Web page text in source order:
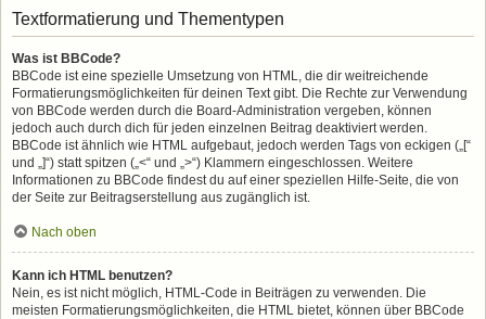
Textformatierung und Thementypen
Was ist BBCode?
BBCode ist eine spezielle Umsetzung von HTML, die dir weitreichende
Formatierungsmöglichkeiten für deinen Text gibt. Die Rechte zur Verwendung
von BBCode werden durch die Board-Administration vergeben, können
jedoch auch durch dich für jeden einzelnen Beitrag deaktiviert werden.
BBCode ist ähnlich wie HTML aufgebaut, jedoch werden Tags von eckigen („[“
und „]“) statt spitzen („<“ und „>“) Klammern eingeschlossen. Weitere
Informationen zu BBCode findest du auf einer speziellen Hilfe-Seite, die von
der Seite zur Beitragserstellung aus zugänglich ist.
Nach oben
Kann ich HTML benutzen?
Nein, es ist nicht möglich, HTML-Code in Beiträgen zu verwenden. Die
meisten Formatierungsmöglichkeiten, die HTML bietet, können über BBCode